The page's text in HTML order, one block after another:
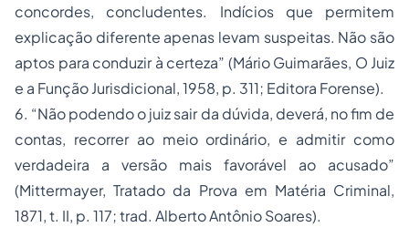
concordes, concludentes. Indícios que permitem
explicação diferente apenas levam suspeitas. Não são
aptos para conduzir à certeza” (Mário Guimarães, O Juiz
e a Função Jurisdicional, 1958, p. 311; Editora Forense).
6. “Não podendo o juiz sair da dúvida, deverá, no fim de
contas, recorrer ao meio ordinário, e admitir como
verdadeira a versão mais favorável ao acusado”
(Mittermayer,Tratado da Prova em Matéria Criminal,
1871, t. II, p. 117; trad. Alberto Antônio Soares).